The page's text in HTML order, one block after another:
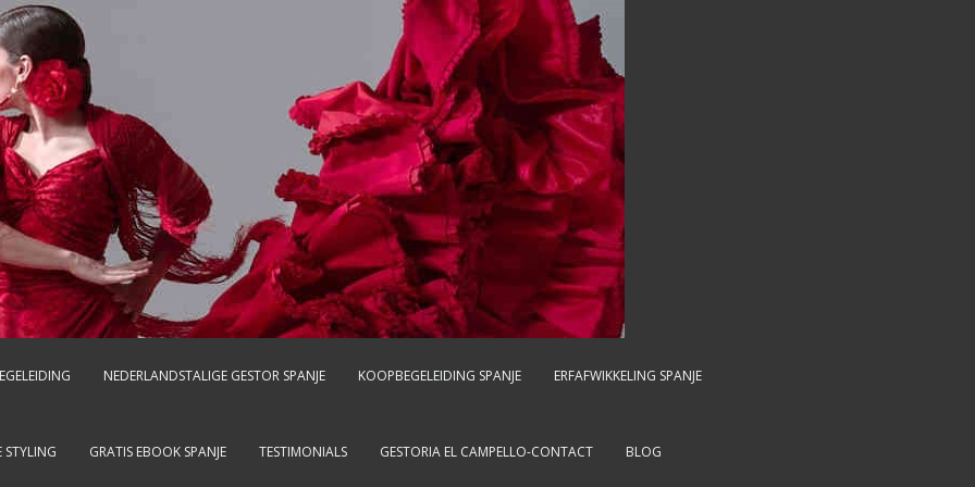
NEDERLANDSTALIGE GESTOR SPANJE KOOPBEGELEIDING SPANJE ERFAFWIKKELING SPANJE
STYLING GRATIS EBOOK SPANJE TESTIMONIALS GESTORIA EL CAMPELLO-CONTACT BLOG